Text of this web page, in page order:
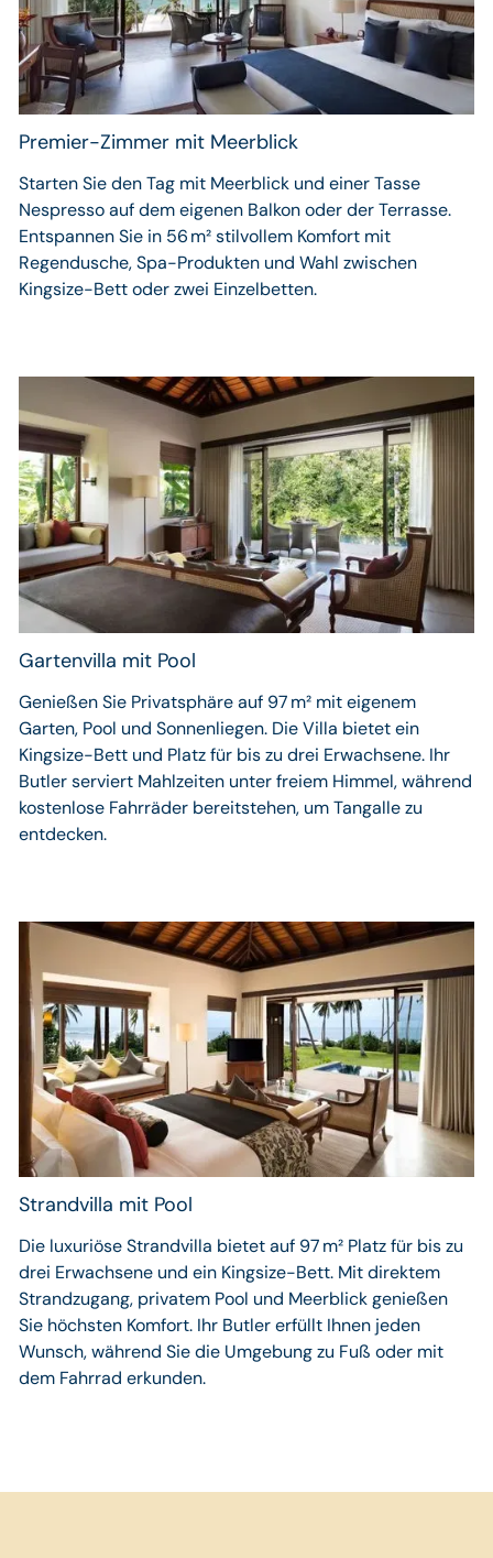
Premier-Zimmer mit Meerblick
Starten Sie den Tag mit Meerblick und einer Tasse
Nespresso auf dem eigenen Balkon oder der Terrasse.
Entspannen Sie in 56 m² stilvollem Komfort mit
Regendusche, Spa-Produkten und Wahl zwischen
Kingsize-Bett oder zwei Einzelbetten.
Gartenvilla mit Pool
Genießen Sie Privatsphäre auf 97 m² mit eigenem
Garten, Pool und Sonnenliegen. Die Villa bietet ein
Kingsize-Bett und Platz für bis zu drei Erwachsene. Ihr
Butler serviert Mahlzeiten unter freiem Himmel, während
kostenlose Fahrräder bereitstehen, um Tangalle zu
entdecken.
Strandvilla mit Pool
Die luxuriöse Strandvilla bietet auf 97 m² Platz für bis zu
drei Erwachsene und ein Kingsize-Bett. Mit direktem
Strandzugang, privatem Pool und Meerblick genießen
Sie höchsten Komfort. Ihr Butler erfüllt Ihnen jeden
Wunsch, während Sie die Umgebung zu Fuß oder mit
dem Fahrrad erkunden.